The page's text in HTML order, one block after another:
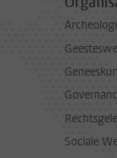
Sociale